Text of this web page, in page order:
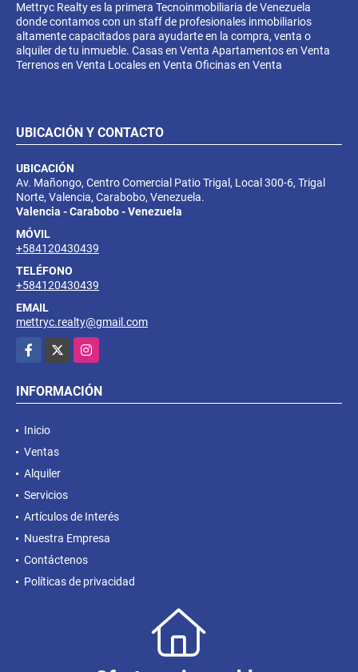
Mettryc Realty es la primera Tecnoinmobiliaria de Venezuela
donde contamos con un staff de profesionales inmobiliarios
altamente capacitados para ayudarte en la compra, venta o
alquiler de tu inmueble. Casas en Venta Apartamentos en Venta
Terrenos en Venta Locales en Venta Oficinas en Venta
UBICACIÓN Y CONTACTO
UBICACIÓN
Av. Mañongo, Centro Comercial Patio Trigal, Local 300-6, Trigal
Norte, Valencia, Carabobo, Venezuela.
Valencia - Carabobo - Venezuela
MÓVIL
+584120430439
TELÉFONO
+584120430439
EMAIL
mettryc.realty@gmail.com
Facebook
Instagram
INFORMACIÓN
Inicio
Ventas
Alquiler
Servicios
Artículos de Interés
Nuestra Empresa
Contáctenos
Políticas de privacidad